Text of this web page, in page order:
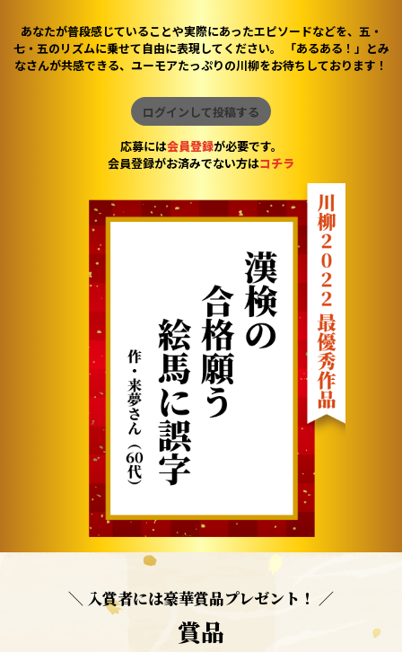
あなたが普段感じていることや実際にあったエピソードなどを、五・
七・五のリズムに乗せて自由に表現してください。 「あるある！」とみ
なさんが共感できる、ユーモアたっぷりの川柳をお待ちしております！
ログインして投稿する
応募には会員登録が必要です。
会員登録がお済みでない方はコチラ
＼ 入賞者には豪華賞品プレゼント！ ／
賞品